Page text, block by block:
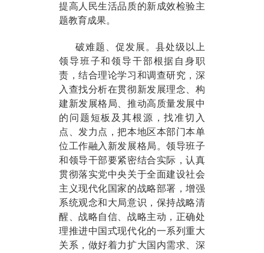
提高人民生活品质的新成效检验主
题教育成果。
破难题、促发展。县处级以上
领导班子和领导干部根据自身职
责，结合理论学习和调查研究，深
入查找分析在贯彻新发展理念、构
建新发展格局、推动高质量发展中
的问题短板及其根源，找准切入
点、发力点，把本地区本部门本单
位工作融入新发展格局。领导班子
和领导干部要紧密结合实际，认真
贯彻落实党中央关于全面建设社会
主义现代化国家的战略部署，增强
系统观念和大局意识，保持战略清
醒、战略自信、战略主动，正确处
理推进中国式现代化的一系列重大
关系，做好着力扩大国内需求、深